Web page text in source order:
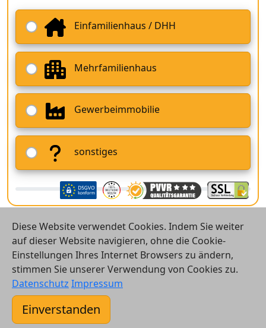
Einfamilienhaus / DHH
Mehrfamilienhaus
Gewerbeimmobilie
sonstiges
© 2026 Vergleichsrechner24 GmbH
Kontakt
Diese Website verwendet Cookies. Indem Sie weiter
auf dieser Website navigieren, ohne die Cookie-
Einstellungen Ihres Internet Browsers zu ändern,
stimmen Sie unserer Verwendung von Cookies zu.
Datenschutz Impressum
Einverstanden